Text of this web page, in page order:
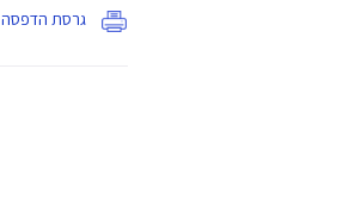
גרסת הדפסה